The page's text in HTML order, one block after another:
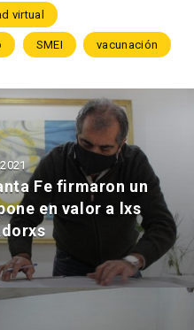
virtual
SMEI vacunación
Fe firmaron un
en valor a lxs